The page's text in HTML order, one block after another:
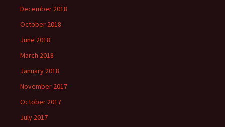
December 2018
October 2018
June 2018
March 2018
January 2018
November 2017
October 2017
July 2017